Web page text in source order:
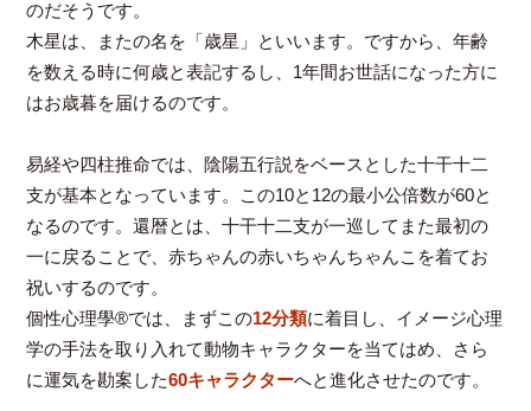
のだそうです。
木星は、またの名を「歳星」といいます。ですから、年齢
を数える時に何歳と表記するし、1年間お世話になった方に
はお歳暮を届けるのです。
易経や四柱推命では、陰陽五行説をベースとした十干十二
支が基本となっています。この10と12の最小公倍数が60と
なるのです。還暦とは、十干十二支が一巡してまた最初の
一に戻ることで、赤ちゃんの赤いちゃんちゃんこを着てお
祝いするのです。
個性心理學®では、まずこの12分類に着目し、イメージ心理
学の手法を取り入れて動物キャラクターを当てはめ、さら
に運気を勘案した60キャラクターへと進化させたのです。